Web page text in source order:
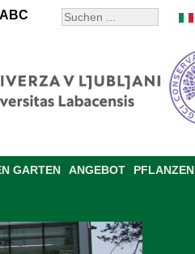
ABC
GARTEN ANGEBOT PFLANZEN